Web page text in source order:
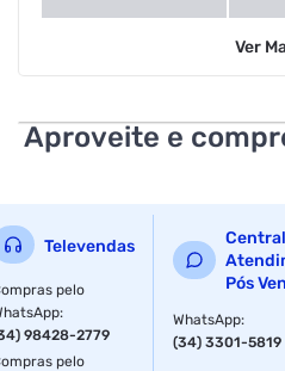
Ver
Aproveite e
Televendas
pelo
:
98428-2779
pelo
Pós
WhatsApp:
(34) 3301-5819